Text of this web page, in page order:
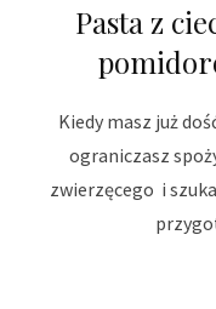
Pasta z
Kiedy masz już
ograniczasz
zwierzęcego i